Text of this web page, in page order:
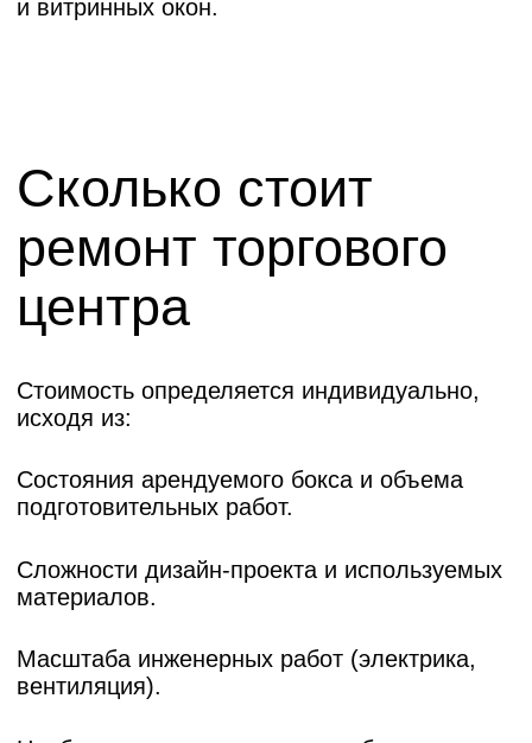
Европейский берег (Заровного
На балконах/лоджиях покраска
Двери обычные с наличниками
и оформление доборами входного
дверного проёма.
(с покраской стояков при
необходимости)
ванна акриловая с экраном, напольный